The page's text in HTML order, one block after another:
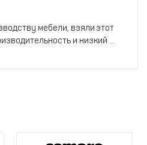
мебели, взяли этот
и низкий ...